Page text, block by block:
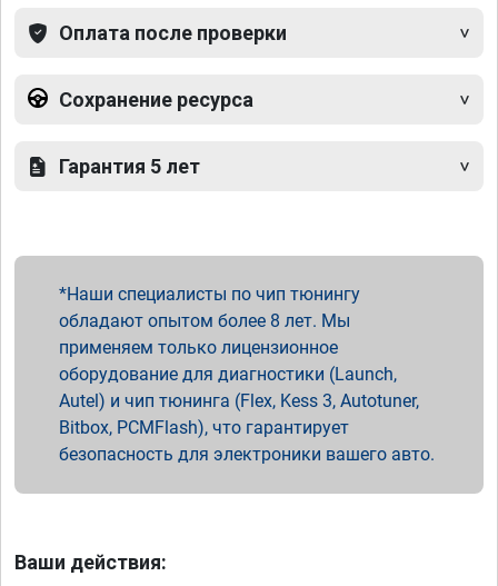
Оплата после проверки
Сохранение ресурса
Гарантия 5 лет
Наши специалисты по чип тюнингу
обладают опытом более 8 лет. Мы
применяем только лицензионное
оборудование для диагностики (Launch,
Autel) и чип тюнинга (Flex, Kess 3, Autotuner,
Bitbox, PCMFlash), что гарантирует
безопасность для электроники вашего авто.
Ваши действия: